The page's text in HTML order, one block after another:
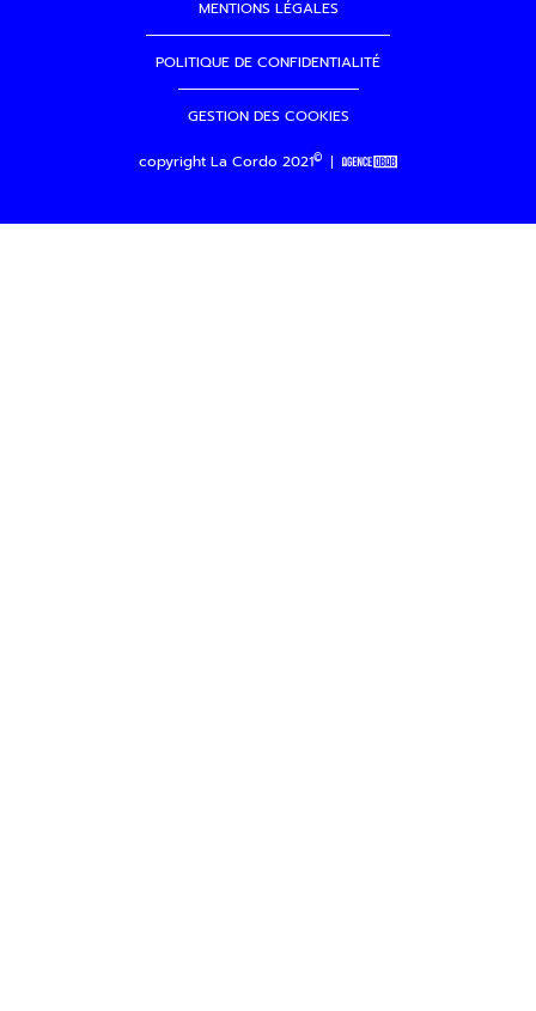
MENTIONS LÉGALES
POLITIQUE DE CONFIDENTIALITÉ
GESTION DES COOKIES
copyright La Cordo 2021©